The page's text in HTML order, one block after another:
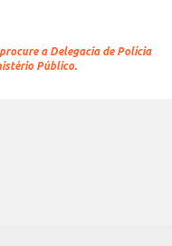
a Delegacia de Polícia
Público.